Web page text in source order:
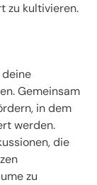
zu kultivieren.
Gemeinsam
in dem
werden.
die
zu